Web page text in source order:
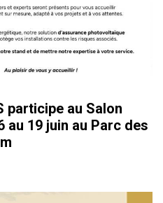
participe au Salon
au 19 juin au Parc des